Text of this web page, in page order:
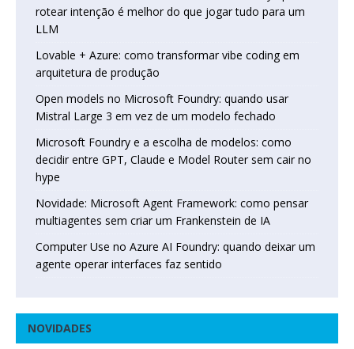
rotear intenção é melhor do que jogar tudo para um
LLM
Lovable + Azure: como transformar vibe coding em
arquitetura de produção
Open models no Microsoft Foundry: quando usar
Mistral Large 3 em vez de um modelo fechado
Microsoft Foundry e a escolha de modelos: como
decidir entre GPT, Claude e Model Router sem cair no
hype
Novidade: Microsoft Agent Framework: como pensar
multiagentes sem criar um Frankenstein de IA
Computer Use no Azure AI Foundry: quando deixar um
agente operar interfaces faz sentido
NOVIDADES